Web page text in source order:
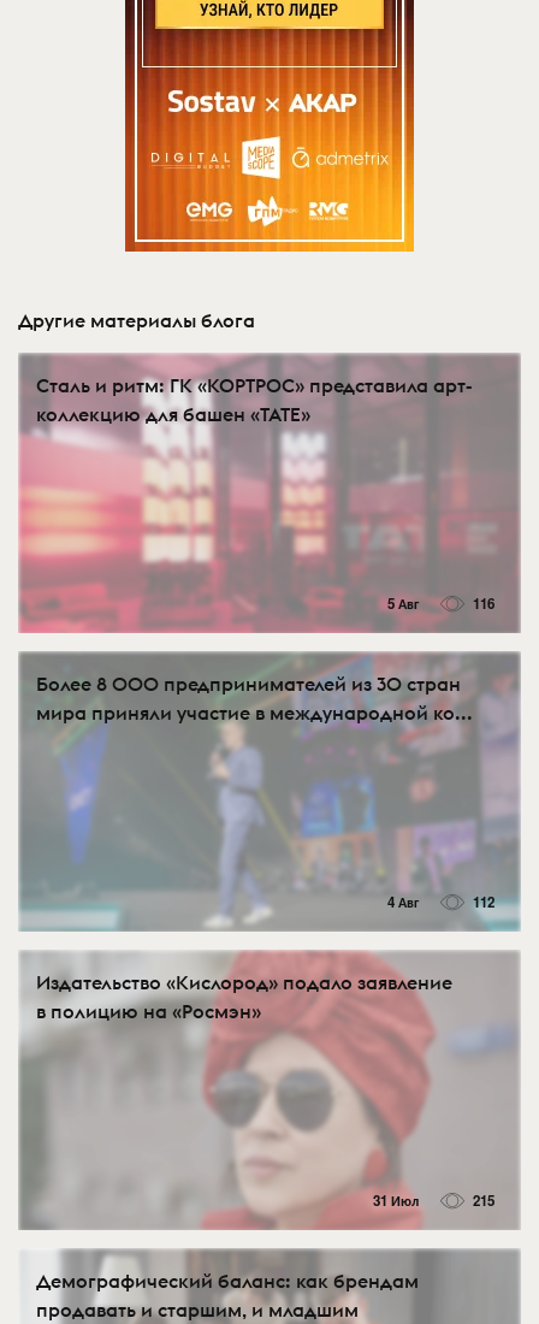
Другие материалы блога
Сталь и ритм: ГК «КОРТРОС» представила арт-
коллекцию для башен «TATE»
5 Авг 116
Более 8 000 предпринимателей из 30 стран
мира приняли участие в международной ко...
4 Авг 112
Издательство «Кислород» подало заявление
в полицию на «Росмэн»
31 Июл 215
Демографический баланс: как брендам
продавать и старшим, и младшим